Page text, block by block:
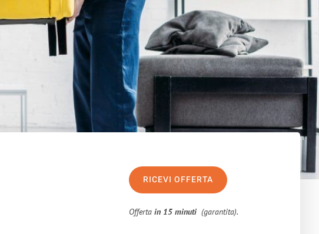
RICEVI OFFERTA
Offertain 15 minuti (garantita).